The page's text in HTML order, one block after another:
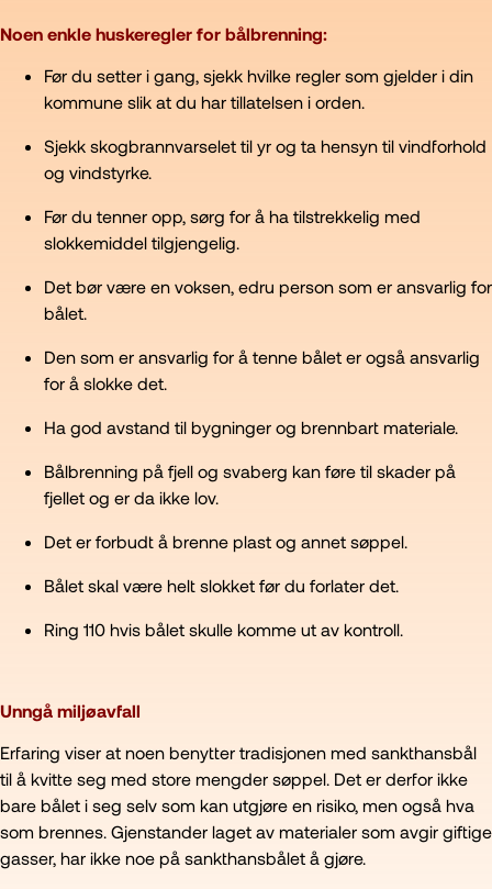
Noen enkle huskeregler for bålbrenning:
Før du setter i gang, sjekk hvilke regler som gjelder i din
kommune slik at du har tillatelsen i orden.
Sjekk skogbrannvarselet til yr og ta hensyn til vindforhold
og vindstyrke.
Før du tenner opp, sørg for å ha tilstrekkelig med
slokkemiddel tilgjengelig.
Det bør være en voksen, edru person som er ansvarlig for
bålet.
Den som er ansvarlig for å tenne bålet er også ansvarlig
for å slokke det.
Ha god avstand til bygninger og brennbart materiale.
Bålbrenning på fjell og svaberg kan føre til skader på
fjellet og er da ikke lov.
Det er forbudt å brenne plast og annet søppel.
Bålet skal være helt slokket før du forlater det.
Ring 110 hvis bålet skulle komme ut av kontroll.
Unngå miljøavfall
Erfaring viser at noen benytter tradisjonen med sankthansbål
til å kvitte seg med store mengder søppel. Det er derfor ikke
bare bålet i seg selv som kan utgjøre en risiko, men også hva
som brennes. Gjenstander laget av materialer som avgir giftige
gasser, har ikke noe på sankthansbålet å gjøre.